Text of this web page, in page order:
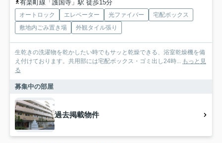
有楽町線「護国寺」駅 徒歩15分
オートロック エレベーター 光ファイバー
宅配ボックス
敷地内ごみ置き場
外観タイル張り
生乾きの洗濯物を乾かしたい時でもサッと乾燥できる、浴室乾燥機を備
え付けております。共用部には宅配ボックス・ゴミ出し24時...
もっと見
る
募集中の部屋
過去掲載物件